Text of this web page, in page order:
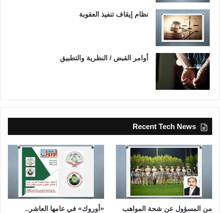
نظام إيقاف تنفيذ العقوبة
أوامر القبض / النظرية والتطبيق
Recent Tech News
من المسؤول عن شحة المواهب
«أوروك» في عامها العاشر..